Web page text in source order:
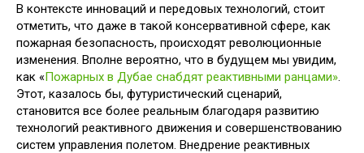
В контексте инноваций и передовых технологий, стоит
отметить, что даже в такой консервативной сфере, как
пожарная безопасность, происходят революционные
изменения. Вполне вероятно, что в будущем мы увидим,
как «Пожарных в Дубае снабдят реактивными ранцами».
Этот, казалось бы, футуристический сценарий,
становится все более реальным благодаря развитию
технологий реактивного движения и совершенствованию
систем управления полетом. Внедрение реактивных